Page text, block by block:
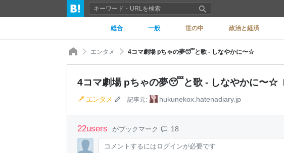
総合 一般 世の中 政治と経済
エンタメ 4コマ劇場 pちゃの夢😴と歌 - しなやかに〜☆
4コマ劇場 pちゃの夢😴と歌 - しなやかに〜☆
エンタメ 記事元: hukunekox.hatenadiary.jp
22users がブックマーク 18
コメントするにはログインが必要です